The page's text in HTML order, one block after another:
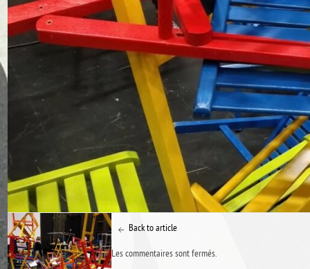
Back to article
Les commentaires sont fermés.